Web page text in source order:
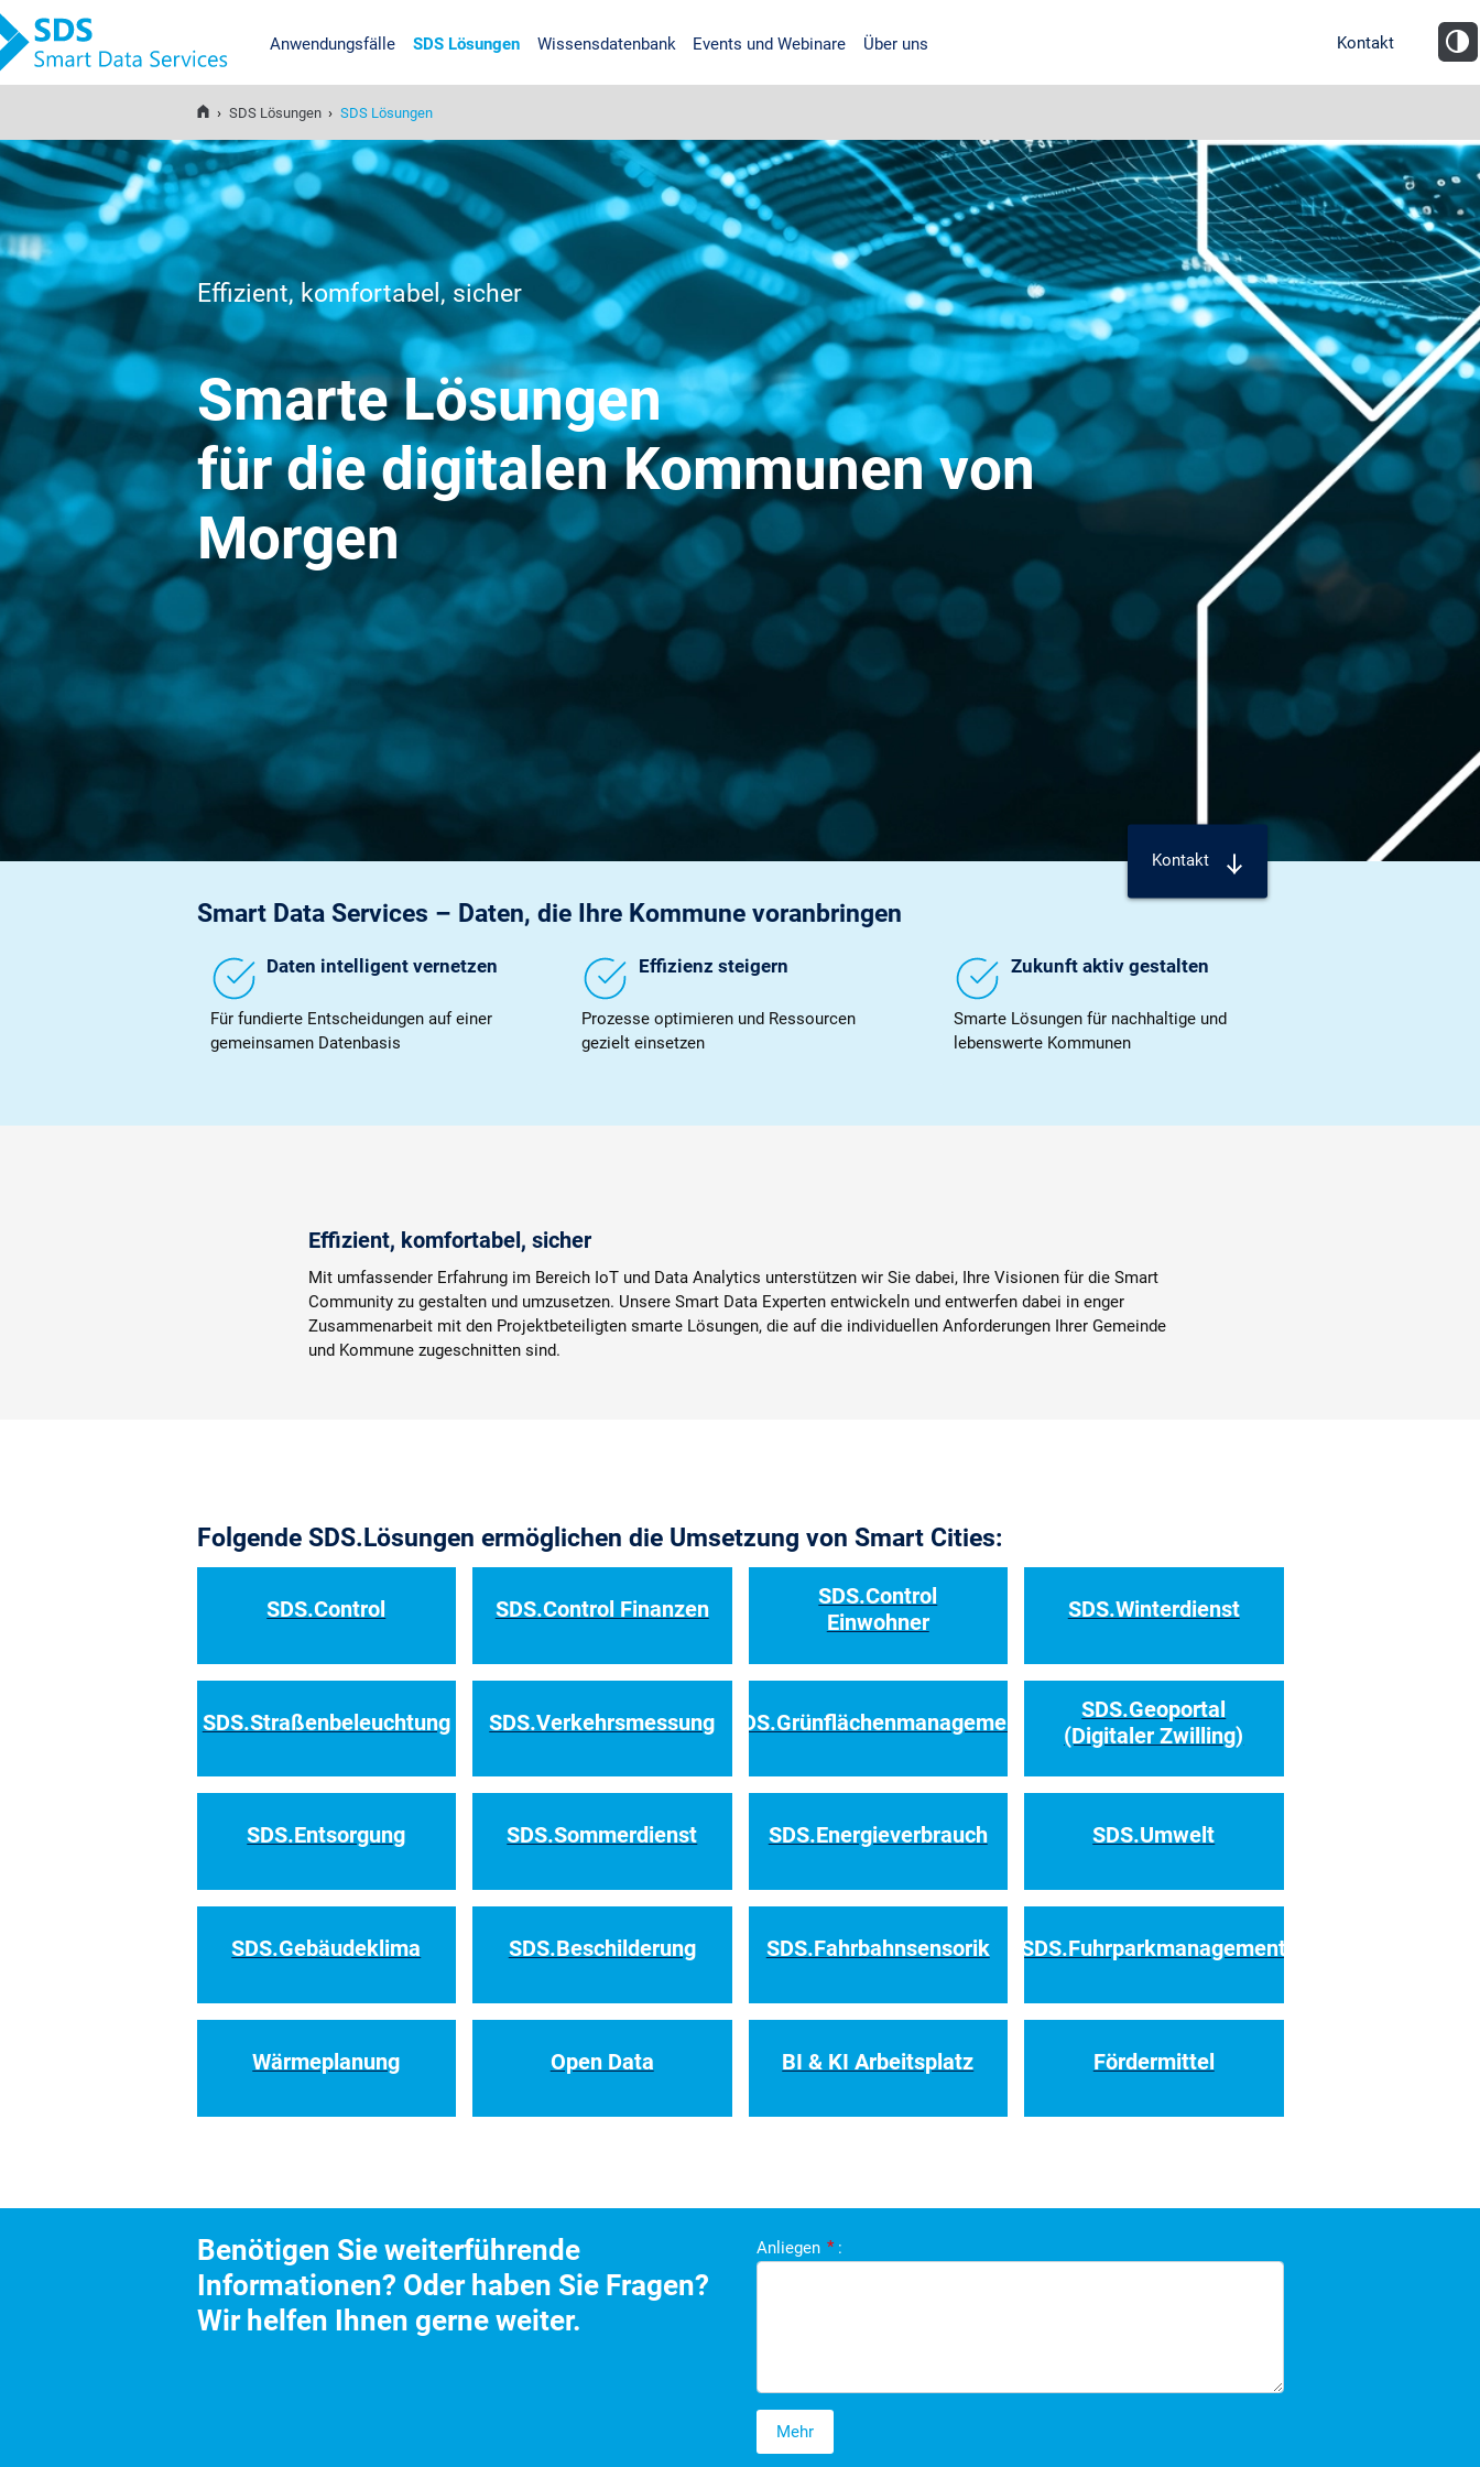
Anwendungsfälle SDS Lösungen Wissensdatenbank Events und Webinare Über uns Kontakt
› SDS Lösungen › SDS Lösungen
Effizient, komfortabel, sicher
Smarte Lösungen
für die digitalen Kommunen von
Morgen
Kontakt
Smart Data Services – Daten, die Ihre Kommune voranbringen
Daten intelligent vernetzen
Für fundierte Entscheidungen auf einer
gemeinsamen Datenbasis
Effizienz steigern
Prozesse optimieren und Ressourcen
gezielt einsetzen
Zukunft aktiv gestalten
Smarte Lösungen für nachhaltige und
lebenswerte Kommunen
Effizient, komfortabel, sicher
Mit umfassender Erfahrung im Bereich IoT und Data Analytics unterstützen wir Sie dabei, Ihre Visionen für die Smart
Community zu gestalten und umzusetzen. Unsere Smart Data Experten entwickeln und entwerfen dabei in enger
Zusammenarbeit mit den Projektbeteiligten smarte Lösungen, die auf die individuellen Anforderungen Ihrer Gemeinde
und Kommune zugeschnitten sind.
Folgende SDS.Lösungen ermöglichen die Umsetzung von Smart Cities:
SDS.Control SDS.Control Finanzen
SDS.Control
Einwohner
SDS.Winterdienst
SDS.Straßenbeleuchtung SDS.Verkehrsmessung SDS.Grünflächenmanagement
SDS.Geoportal
(Digitaler Zwilling)
SDS.Entsorgung SDS.Sommerdienst SDS.Energieverbrauch SDS.Umwelt
SDS.Gebäudeklima SDS.Beschilderung SDS.Fahrbahnsensorik SDS.Fuhrparkmanagement
Wärmeplanung Open Data BI & KI Arbeitsplatz Fördermittel
Benötigen Sie weiterführende
Informationen? Oder haben Sie Fragen?
Wir helfen Ihnen gerne weiter.
Anliegen *:
Mehr